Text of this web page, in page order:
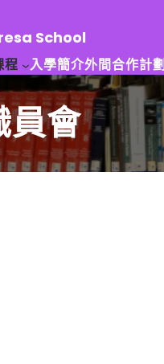
School
程 入學簡介外間合作計劃
員會